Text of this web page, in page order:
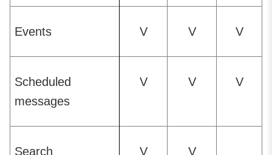
Events V V V
Scheduled
messages
V V V
Search V V